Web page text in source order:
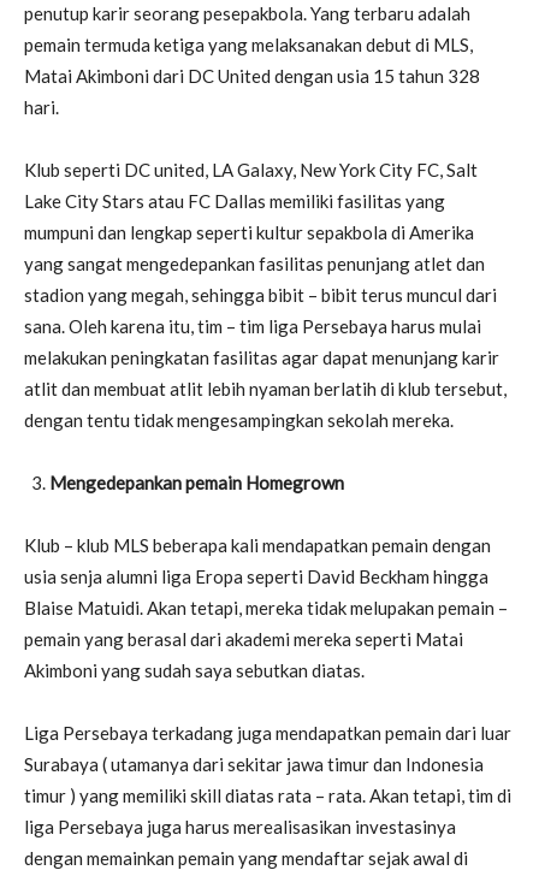
penutup karir seorang pesepakbola. Yang terbaru adalah
pemain termuda ketiga yang melaksanakan debut di MLS,
Matai Akimboni dari DC United dengan usia 15 tahun 328
hari.
Klub seperti DC united, LA Galaxy, New York City FC, Salt
Lake City Stars atau FC Dallas memiliki fasilitas yang
mumpuni dan lengkap seperti kultur sepakbola di Amerika
yang sangat mengedepankan fasilitas penunjang atlet dan
stadion yang megah, sehingga bibit – bibit terus muncul dari
sana. Oleh karena itu, tim – tim liga Persebaya harus mulai
melakukan peningkatan fasilitas agar dapat menunjang karir
atlit dan membuat atlit lebih nyaman berlatih di klub tersebut,
dengan tentu tidak mengesampingkan sekolah mereka.
Mengedepankan pemain Homegrown
Klub – klub MLS beberapa kali mendapatkan pemain dengan
usia senja alumni liga Eropa seperti David Beckham hingga
Blaise Matuidi. Akan tetapi, mereka tidak melupakan pemain –
pemain yang berasal dari akademi mereka seperti Matai
Akimboni yang sudah saya sebutkan diatas.
Liga Persebaya terkadang juga mendapatkan pemain dari luar
Surabaya ( utamanya dari sekitar jawa timur dan Indonesia
timur ) yang memiliki skill diatas rata – rata. Akan tetapi, tim di
liga Persebaya juga harus merealisasikan investasinya
dengan memainkan pemain yang mendaftar sejak awal di